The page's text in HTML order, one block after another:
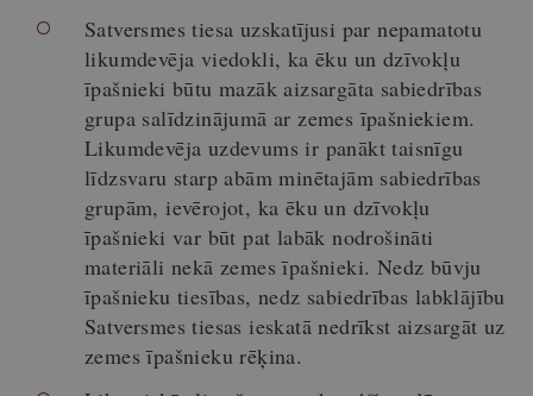
Satversmes tiesa uzskatījusi par nepamatotu
likumdevēja viedokli, ka ēku un dzīvokļu
īpašnieki būtu mazāk aizsargāta sabiedrības
grupa salīdzinājumā ar zemes īpašniekiem.
Likumdevēja uzdevums ir panākt taisnīgu
līdzsvaru starp abām minētajām sabiedrības
grupām, ievērojot, ka ēku un dzīvokļu
īpašnieki var būt pat labāk nodrošināti
materiāli nekā zemes īpašnieki. Nedz būvju
īpašnieku tiesības, nedz sabiedrības labklājību
Satversmes tiesas ieskatā nedrīkst aizsargāt uz
zemes īpašnieku rēķina.